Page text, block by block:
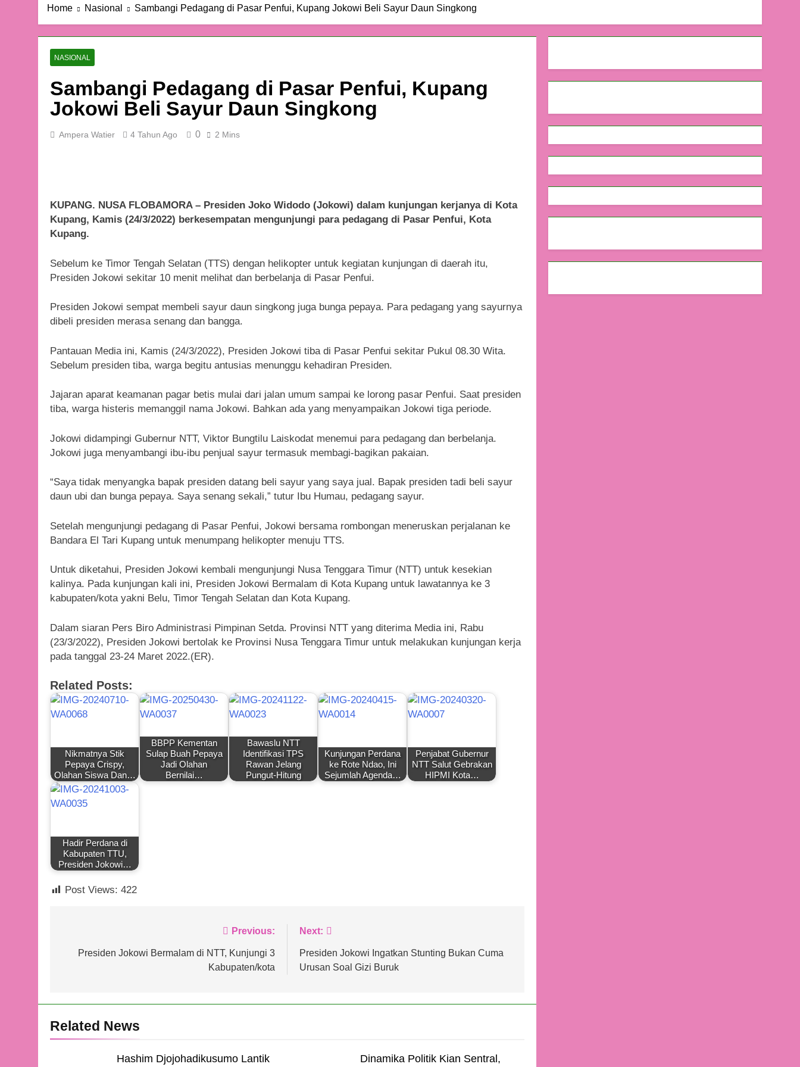
Home Nasional Sambangi Pedagang di Pasar Penfui, Kupang Jokowi Beli Sayur Daun Singkong
NASIONAL
Sambangi Pedagang di Pasar Penfui, Kupang
Jokowi Beli Sayur Daun Singkong
Ampera Watier 4 Tahun Ago 0 2 Mins
KUPANG. NUSA FLOBAMORA – Presiden Joko Widodo (Jokowi) dalam kunjungan kerjanya di Kota
Kupang, Kamis (24/3/2022) berkesempatan mengunjungi para pedagang di Pasar Penfui, Kota
Kupang.
Sebelum ke Timor Tengah Selatan (TTS) dengan helikopter untuk kegiatan kunjungan di daerah itu,
Presiden Jokowi sekitar 10 menit melihat dan berbelanja di Pasar Penfui.
Presiden Jokowi sempat membeli sayur daun singkong juga bunga pepaya. Para pedagang yang sayurnya
dibeli presiden merasa senang dan bangga.
Pantauan Media ini, Kamis (24/3/2022), Presiden Jokowi tiba di Pasar Penfui sekitar Pukul 08.30 Wita.
Sebelum presiden tiba, warga begitu antusias menunggu kehadiran Presiden.
Jajaran aparat keamanan pagar betis mulai dari jalan umum sampai ke lorong pasar Penfui. Saat presiden
tiba, warga histeris memanggil nama Jokowi. Bahkan ada yang menyampaikan Jokowi tiga periode.
Jokowi didampingi Gubernur NTT, Viktor Bungtilu Laiskodat menemui para pedagang dan berbelanja.
Jokowi juga menyambangi ibu-ibu penjual sayur termasuk membagi-bagikan pakaian.
“Saya tidak menyangka bapak presiden datang beli sayur yang saya jual. Bapak presiden tadi beli sayur
daun ubi dan bunga pepaya. Saya senang sekali,” tutur Ibu Humau, pedagang sayur.
Setelah mengunjungi pedagang di Pasar Penfui, Jokowi bersama rombongan meneruskan perjalanan ke
Bandara El Tari Kupang untuk menumpang helikopter menuju TTS.
Untuk diketahui, Presiden Jokowi kembali mengunjungi Nusa Tenggara Timur (NTT) untuk kesekian
kalinya. Pada kunjungan kali ini, Presiden Jokowi Bermalam di Kota Kupang untuk lawatannya ke 3
kabupaten/kota yakni Belu, Timor Tengah Selatan dan Kota Kupang.
Dalam siaran Pers Biro Administrasi Pimpinan Setda. Provinsi NTT yang diterima Media ini, Rabu
(23/3/2022), Presiden Jokowi bertolak ke Provinsi Nusa Tenggara Timur untuk melakukan kunjungan kerja
pada tanggal 23-24 Maret 2022.(ER).
Related Posts:
Nikmatnya Stik
Pepaya Crispy,
Olahan Siswa Dan…
BBPP Kementan
Sulap Buah Pepaya
Jadi Olahan
Bernilai…
Bawaslu NTT
Identifikasi TPS
Rawan Jelang
Pungut-Hitung
Kunjungan Perdana
ke Rote Ndao, Ini
Sejumlah Agenda…
Penjabat Gubernur
NTT Salut Gebrakan
HIPMI Kota…
Hadir Perdana di
Kabupaten TTU,
Presiden Jokowi…
Post Views: 422
pos
Previous:
Presiden Jokowi Bermalam di NTT, Kunjungi 3
Kabupaten/kota
Next:
Presiden Jokowi Ingatkan Stunting Bukan Cuma
Urusan Soal Gizi Buruk
Related News
Hashim Djojohadikusumo Lantik
​Dinamika Politik Kian Sentral,